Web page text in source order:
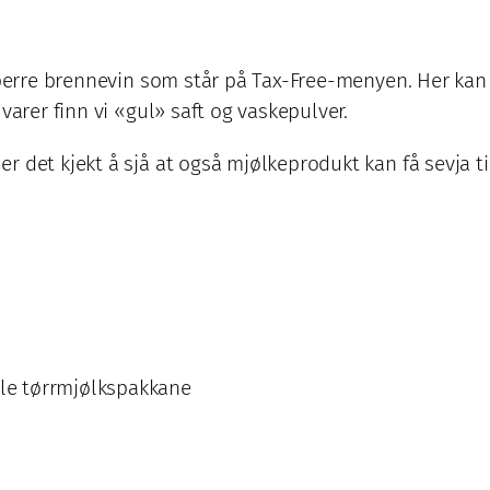
brennevin som står på Tax-Free-menyen. Her
finn vi «gul» saft og vaskepulver.
det kjekt å sjå at også mjølkeprodukt kan få sevja
tørrmjølkspakkane